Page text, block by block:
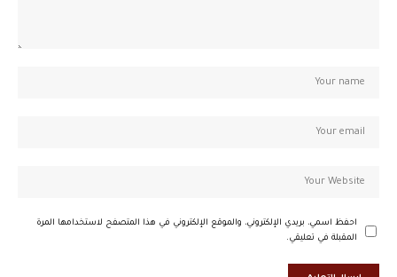
احفظ اسمي، بريدي الإلكتروني، والموقع الإلكتروني في هذا المتصفح لاستخدامها المرة
المقبلة في تعليقي.